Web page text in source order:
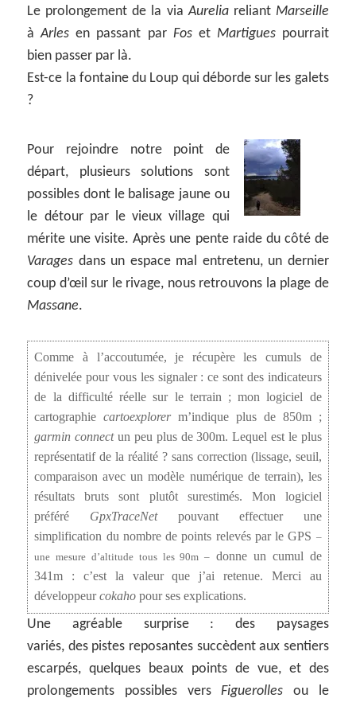
Le prolongement de la viaAureliareliant Marseille
àArles en passant par Foset Martiguespourrait
bien passer par là.
Est-ce la fontaine du Loup qui déborde sur les galets
?
Pour rejoindre notre point de
départ, plusieurs solutions sont
possibles dont le balisage jaune ou
le détour par le vieux village qui
mérite une visite. Après une pente raide du côté de
Varages dans un espace mal entretenu, un dernier
coup d’œil sur le rivage, nous retrouvons la plage de
Massane.
Comme à l’accoutumée, je récupère les cumuls de
dénivelée pour vous les signaler : ce sont des indicateurs
de la difficulté réelle sur le terrain ; mon logiciel de
cartographiecartoexplorerm’indique plus de 850m ;
garmin connectun peu plus de 300m. Lequel est le plus
représentatif de la réalité ? sans correction (lissage, seuil,
comparaison avec un modèle numérique de terrain), les
résultats bruts sont plutôt surestimés. Mon logiciel
préféré GpxTraceNetpouvant effectuer une
simplification du nombre de points relevés par le GPS –
une mesure d’altitude tous les 90m – donne un cumul de
341m : c’est la valeur que j’ai retenue. Merci au
développeurcokaho pour ses explications.
Une agréable surprise : des paysages
variés, des pistes reposantes succèdent aux sentiers
escarpés, quelques beaux points de vue, et des
prolongements possibles versFiguerolles ou le